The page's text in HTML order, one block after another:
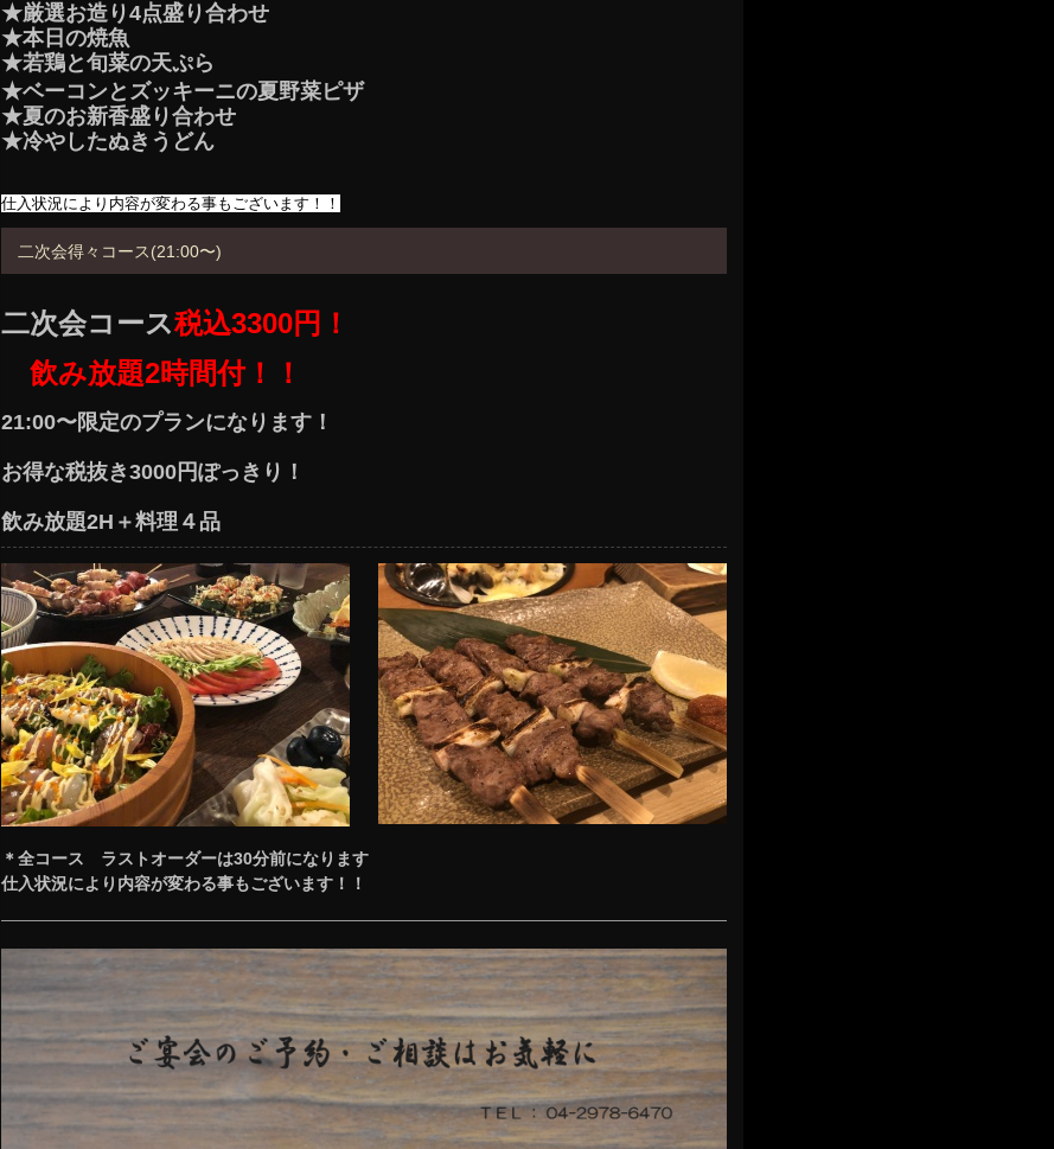
★厳選お造り4点盛り合わせ
★本日の焼魚
★若鶏と旬菜の天ぷら
★ベーコンとズッキーニの夏野菜ピザ
★夏のお新香盛り合わせ
★冷やしたぬきうどん
仕入状況により内容が変わる事もございます！！
二次会得々コース(21:00〜)
二次会コース税込3300円！
飲み放題2時間付！！
21:00〜限定のプランになります！
お得な税抜き3000円ぽっきり！
飲み放題2H＋料理４品
＊全コース ラストオーダーは30分前になります
仕入状況により内容が変わる事もございます！！